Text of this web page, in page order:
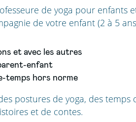
de yoga pour enfants
de votre enfant (2 à 5
et avec les autres
enfant
temps hors norme
postures de yoga, des temps
et de contes.